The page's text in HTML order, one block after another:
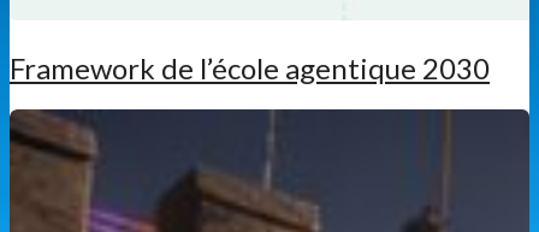
Framework de l’école agentique 2030